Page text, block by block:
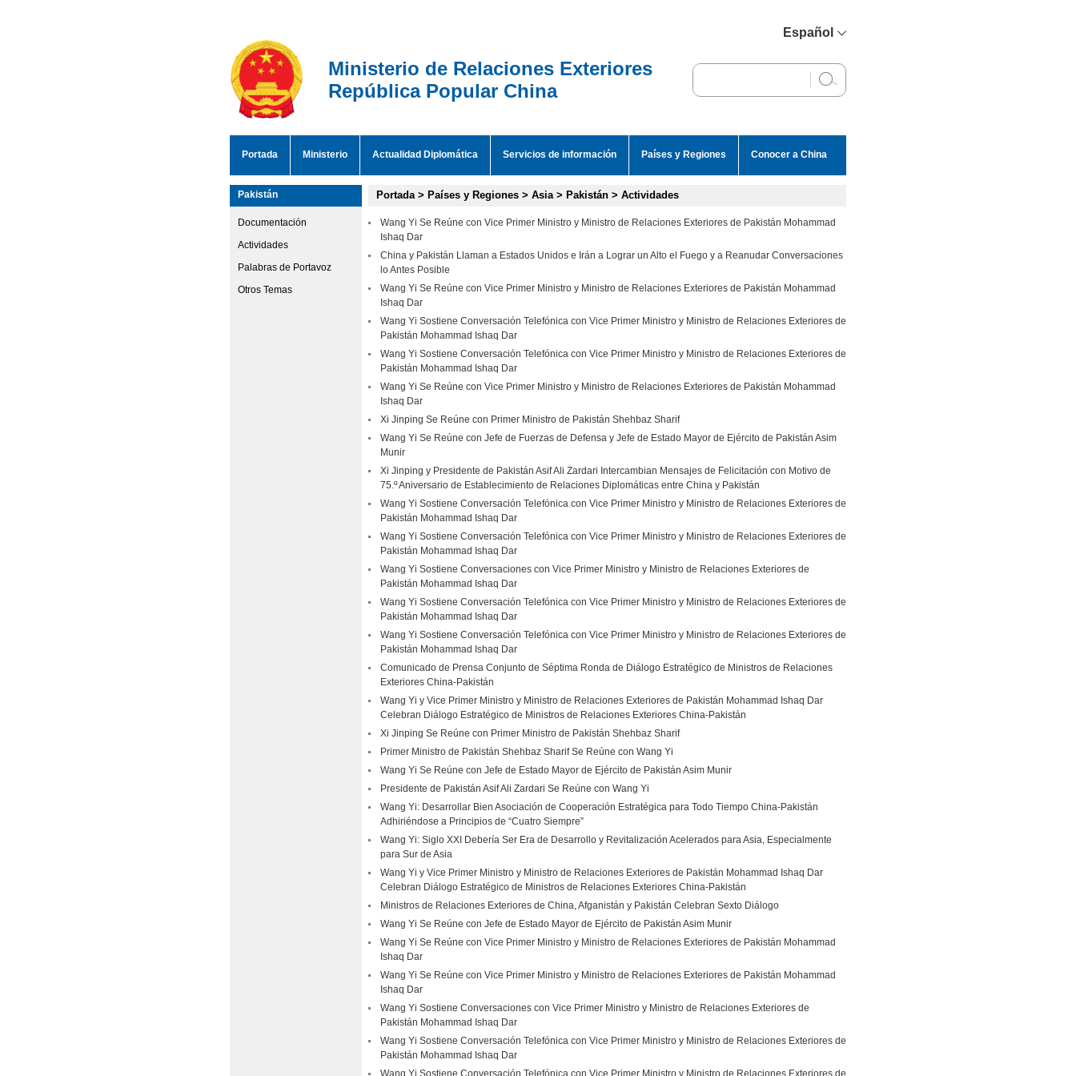
Español
English
Ministerio de Relaciones Exteriores
República Popular China
Portada Ministerio Actualidad Diplomática Servicios de información Países y Regiones Conocer a China
Pakistán
Documentación
Actividades
Palabras de Portavoz
Otros Temas
Portada> Países y Regiones > Asia> Pakistán > Actividades
Wang Yi Se Reúne con Vice Primer Ministro y Ministro de Relaciones Exteriores de Pakistán Mohammad
Ishaq Dar
China y Pakistán Llaman a Estados Unidos e Irán a Lograr un Alto el Fuego y a Reanudar Conversaciones
lo Antes Posible
Wang Yi Se Reúne con Vice Primer Ministro y Ministro de Relaciones Exteriores de Pakistán Mohammad
Ishaq Dar
Wang Yi Sostiene Conversación Telefónica con Vice Primer Ministro y Ministro de Relaciones Exteriores de
Pakistán Mohammad Ishaq Dar
Wang Yi Sostiene Conversación Telefónica con Vice Primer Ministro y Ministro de Relaciones Exteriores de
Pakistán Mohammad Ishaq Dar
Wang Yi Se Reúne con Vice Primer Ministro y Ministro de Relaciones Exteriores de Pakistán Mohammad
Ishaq Dar
Xi Jinping Se Reúne con Primer Ministro de Pakistán Shehbaz Sharif
Wang Yi Se Reúne con Jefe de Fuerzas de Defensa y Jefe de Estado Mayor de Ejército de Pakistán Asim
Munir
Xi Jinping y Presidente de Pakistán Asif Ali Zardari Intercambian Mensajes de Felicitación con Motivo de
75.º Aniversario de Establecimiento de Relaciones Diplomáticas entre China y Pakistán
Wang Yi Sostiene Conversación Telefónica con Vice Primer Ministro y Ministro de Relaciones Exteriores de
Pakistán Mohammad Ishaq Dar
Wang Yi Sostiene Conversación Telefónica con Vice Primer Ministro y Ministro de Relaciones Exteriores de
Pakistán Mohammad Ishaq Dar
Wang Yi Sostiene Conversaciones con Vice Primer Ministro y Ministro de Relaciones Exteriores de
Pakistán Mohammad Ishaq Dar
Wang Yi Sostiene Conversación Telefónica con Vice Primer Ministro y Ministro de Relaciones Exteriores de
Pakistán Mohammad Ishaq Dar
Wang Yi Sostiene Conversación Telefónica con Vice Primer Ministro y Ministro de Relaciones Exteriores de
Pakistán Mohammad Ishaq Dar
Comunicado de Prensa Conjunto de Séptima Ronda de Diálogo Estratégico de Ministros de Relaciones
Exteriores China-Pakistán
Wang Yi y Vice Primer Ministro y Ministro de Relaciones Exteriores de Pakistán Mohammad Ishaq Dar
Celebran Diálogo Estratégico de Ministros de Relaciones Exteriores China-Pakistán
Xi Jinping Se Reúne con Primer Ministro de Pakistán Shehbaz Sharif
Primer Ministro de Pakistán Shehbaz Sharif Se Reúne con Wang Yi
Wang Yi Se Reúne con Jefe de Estado Mayor de Ejército de Pakistán Asim Munir
Presidente de Pakistán Asif Ali Zardari Se Reúne con Wang Yi
Wang Yi: Desarrollar Bien Asociación de Cooperación Estratégica para Todo Tiempo China-Pakistán
Adhiriéndose a Principios de “Cuatro Siempre”
Wang Yi: Siglo XXI Debería Ser Era de Desarrollo y Revitalización Acelerados para Asia, Especialmente
para Sur de Asia
Wang Yi y Vice Primer Ministro y Ministro de Relaciones Exteriores de Pakistán Mohammad Ishaq Dar
Celebran Diálogo Estratégico de Ministros de Relaciones Exteriores China-Pakistán
Ministros de Relaciones Exteriores de China, Afganistán y Pakistán Celebran Sexto Diálogo
Wang Yi Se Reúne con Jefe de Estado Mayor de Ejército de Pakistán Asim Munir
Wang Yi Se Reúne con Vice Primer Ministro y Ministro de Relaciones Exteriores de Pakistán Mohammad
Ishaq Dar
Wang Yi Se Reúne con Vice Primer Ministro y Ministro de Relaciones Exteriores de Pakistán Mohammad
Ishaq Dar
Wang Yi Sostiene Conversaciones con Vice Primer Ministro y Ministro de Relaciones Exteriores de
Pakistán Mohammad Ishaq Dar
Wang Yi Sostiene Conversación Telefónica con Vice Primer Ministro y Ministro de Relaciones Exteriores de
Pakistán Mohammad Ishaq Dar
Wang Yi Sostiene Conversación Telefónica con Vice Primer Ministro y Ministro de Relaciones Exteriores de